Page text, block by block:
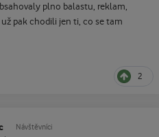
plno balastu, reklam,
pak chodili jen ti, co se tam
2
Návštěvníci